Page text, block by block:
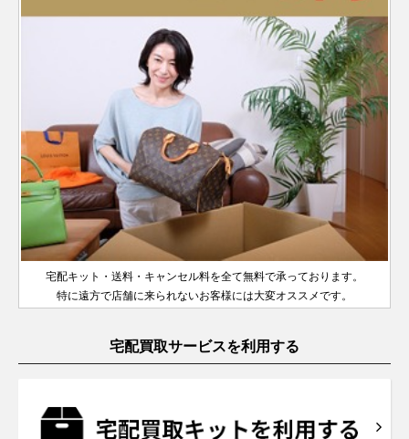
宅配キット・送料・キャンセル料を全て無料で承っております。
特に遠方で店舗に来られないお客様には大変オススメです。
宅配買取サービスを利用する